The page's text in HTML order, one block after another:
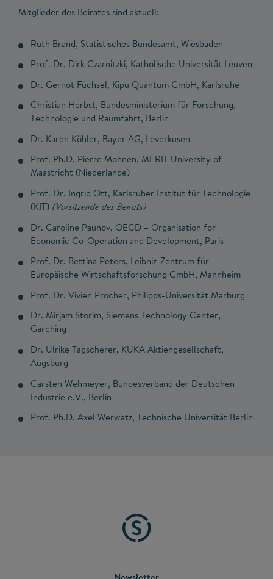
Mitglieder des Beirates sind aktuell:
Ruth Brand, Statistisches Bundesamt, Wiesbaden
Prof. Dr. Dirk Czarnitzki, Katholische Universität Leuven
Dr. Gernot Füchsel, Kipu Quantum GmbH, Karlsruhe
Christian Herbst, Bundesministerium für Forschung,
Technologie und Raumfahrt, Berlin
Dr. Karen Köhler, Bayer AG, Leverkusen
Prof. Ph.D. Pierre Mohnen, MERIT University of
Maastricht (Niederlande)
Prof. Dr. Ingrid Ott, Karlsruher Institut für Technologie
(KIT) (Vorsitzende des Beirats)
Dr. Caroline Paunov, OECD – Organisation for
Economic Co-Operation and Development, Paris
Prof. Dr. Bettina Peters, Leibniz-Zentrum für
Europäische Wirtschaftsforschung GmbH, Mannheim
Prof. Dr. Vivien Procher, Philipps-Universität Marburg
Dr. Mirjam Storim, Siemens Technology Center,
Garching
Dr. Ulrike Tagscherer, KUKA Aktiengesellschaft,
Augsburg
Carsten Wehmeyer, Bundesverband der Deutschen
Industrie e.V., Berlin
Prof. Ph.D. Axel Werwatz, Technische Universität Berlin